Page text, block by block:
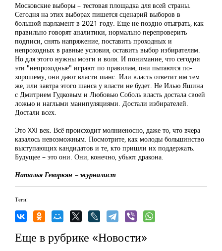
Московские выборы – тестовая площадка для всей страны.
Сегодня на этих выборах пишется сценарий выборов в
большой парламент в 2021 году. Еще не поздно отыграть, как
правильно говорят аналитики, нормально перепроверить
подписи, снять напряжение, поставить проходных и
непроходных в равные условия, оставить выбор избирателям.
Но для этого нужны мозги и воля. И понимание, что сегодня
эти "непроходные" играют по правилам, они пытаются по-
хорошему, они дают власти шанс. Или власть ответит им тем
же, или завтра этого шанса у власти не будет. Не Илью Яшина
с Дмитрием Гудковым и Любовью Соболь власть достала своей
ложью и наглыми манипуляциями. Достали избирателей.
Достали всех.
Это XXI век. Всё происходит молниеносно, даже то, что вчера
казалось невозможным. Посмотрите, как молоды большинство
выступающих кандидатов и те, кто пришли их поддержать.
Будущее – это они. Они, конечно, убьют дракона.
Наталья Геворкян – журналист
Теги:
Еще в рубрике «Новости»